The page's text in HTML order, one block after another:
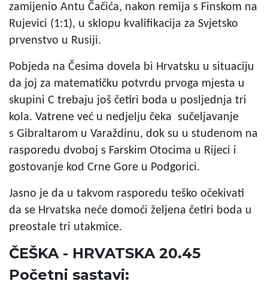
zamijenio Antu Čačića, nakon remija s Finskom na
Rujevici (1:1), u sklopu kvalifikacija za Svjetsko
prvenstvo u Rusiji.
Pobjeda na Česima dovela bi Hrvatsku u situaciju
da joj za matematičku potvrdu prvoga mjesta u
skupini C trebaju još četiri boda u posljednja tri
kola. Vatrene već u nedjelju čeka sučeljavanje
s Gibraltarom u Varaždinu, dok su u studenom na
rasporedu dvoboj s Farskim Otocima u Rijeci i
gostovanje kod Crne Gore u Podgorici.
Jasno je da u takvom rasporedu teško očekivati
da se Hrvatska neće domoći željena četiri boda u
preostale tri utakmice.
ČEŠKA - HRVATSKA 20.45
Početni sastavi: